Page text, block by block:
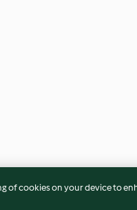
of cookies on your device to